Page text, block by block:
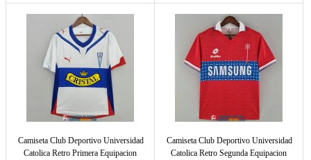
Camiseta Club Deportivo Universidad
Catolica Retro Primera Equipacion
Camiseta Club Deportivo Universidad
Catolica Retro Segunda Equipacion